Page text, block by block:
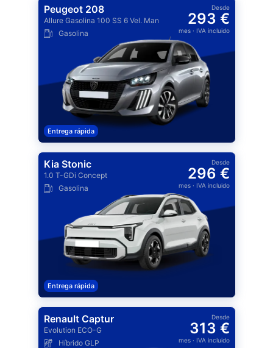
Peugeot 208
Allure Gasolina 100 SS 6 Vel. Man
Gasolina
Desde
293 €
mes· IVA incluido
Entrega rápida
Kia Stonic
1.0 T-GDi Concept
Gasolina
Desde
296 €
mes· IVA incluido
Entrega rápida
Renault Captur
Evolution ECO-G
Híbrido GLP
Desde
313 €
mes· IVA incluido